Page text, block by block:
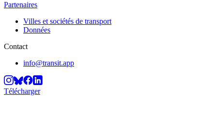
Partenaires
Villes et sociétés de transport
Données
Contact
info@transit.app
Télécharger